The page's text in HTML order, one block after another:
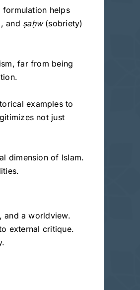
helps
and ṣaḥw(sobriety)
far from being
examples to
not just
dimension of Islam.
and a worldview.
external critique.